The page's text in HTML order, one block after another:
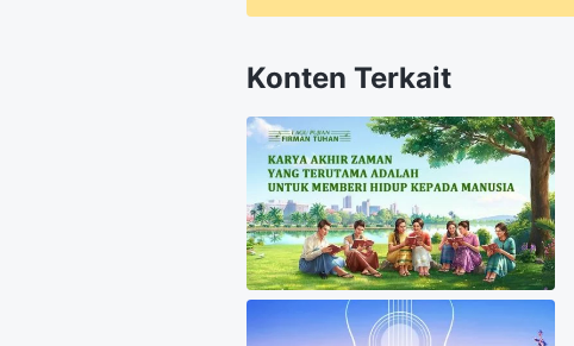
Konten Terkait